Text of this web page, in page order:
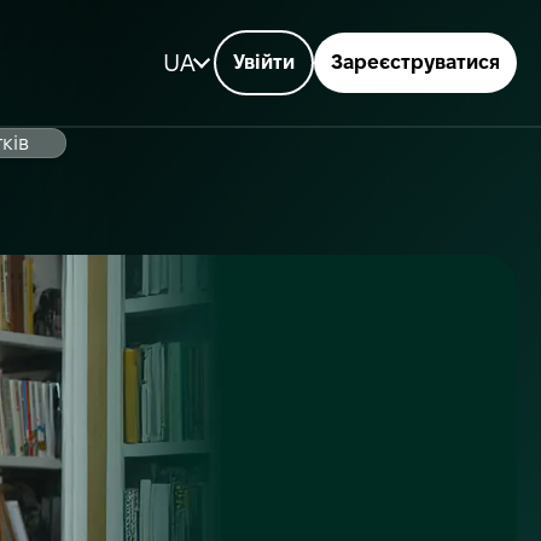
UA Увійти Зареєструватися